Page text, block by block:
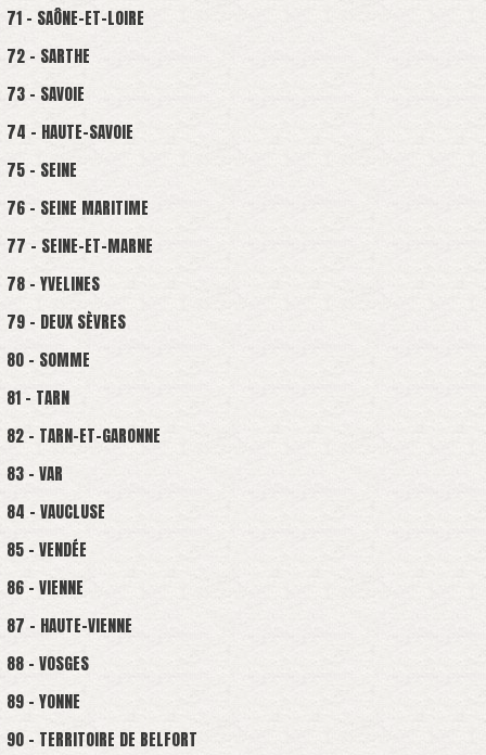
71 - SAÔNE-ET-LOIRE
72 - SARTHE
73 - SAVOIE
74 - HAUTE-SAVOIE
75 - SEINE
76 - SEINE MARITIME
77 - SEINE-ET-MARNE
78 - YVELINES
79 - DEUX SÈVRES
80 - SOMME
81 - TARN
82 - TARN-ET-GARONNE
83 - VAR
84 - VAUCLUSE
85 - VENDÉE
86 - VIENNE
87 - HAUTE-VIENNE
88 - VOSGES
89 - YONNE
90 - TERRITOIRE DE BELFORT